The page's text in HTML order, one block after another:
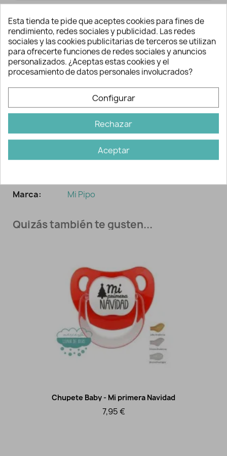
Descripción y detalles
Gracias a su presentación en caja, se
convierte en un regalo perfecto para tu
peque en estas navidades.
Información adicional
Marca:
Mi Pipo
Quizás también te gusten...
Vista rápida
Chupete Baby - Mi primera Navidad
7,95 €
Esta tienda te pide que aceptes cookies para fines de
rendimiento, redes sociales y publicidad. Las redes
sociales y las cookies publicitarias de terceros se utilizan
para ofrecerte funciones de redes sociales y anuncios
personalizados. ¿Aceptas estas cookies y el
procesamiento de datos personales involucrados?
Configurar
Rechazar
Aceptar